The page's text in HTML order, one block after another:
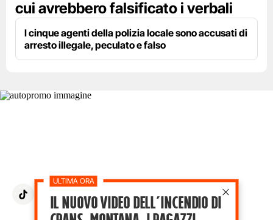
cui avrebbero falsificato i verbali
I cinque agenti della polizia locale sono accusati di
arresto illegale, peculato e falso
Il nuovo video dell’incendio di